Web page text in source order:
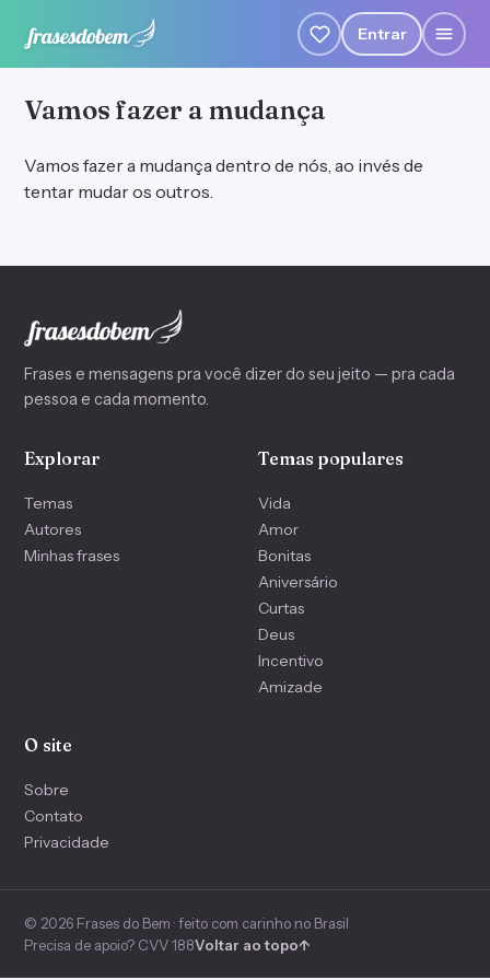
Entrar
Vamos fazer a mudança
Vamos fazer a mudança dentro de nós, ao invés de
tentar mudar os outros.
Frases e mensagens pra você dizer do seu jeito — pra cada
pessoa e cada momento.
Explorar
Temas
Autores
Minhas frases
Temas populares
Vida
Amor
Bonitas
Aniversário
Curtas
Deus
Incentivo
Amizade
O site
Sobre
Contato
Privacidade
© 2026 Frases do Bem · feito com carinho no Brasil
Precisa de apoio? CVV 188Voltar ao topo↑